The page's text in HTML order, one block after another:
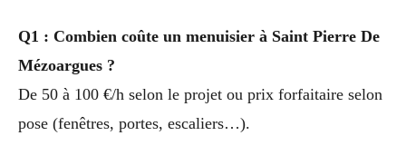
Q1 : Combien coûte un menuisier à Saint Pierre De
Mézoargues ?
De 50 à 100 €/h selon le projet ou prix forfaitaire selon
pose (fenêtres, portes, escaliers…).